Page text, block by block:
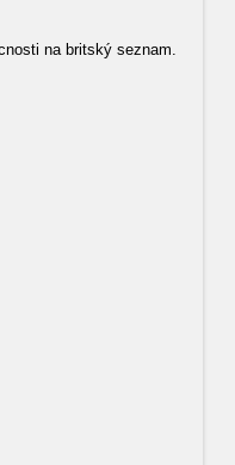
na britský seznam.